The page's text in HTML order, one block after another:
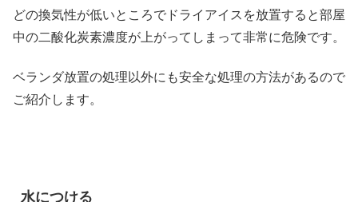
どの換気性が低いところでドライアイスを放置すると部屋
中の二酸化炭素濃度が上がってしまって非常に危険です。
ベランダ放置の処理以外にも安全な処理の方法があるので
ご紹介します。
水につける